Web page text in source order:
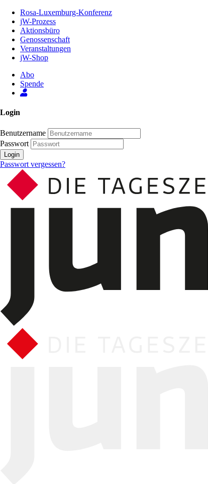
Inhalt
Seite
Rosa-Luxemburg-Konferenz
jW-Prozess
Aktionsbüro
Genossenschaft
Veranstaltungen
jW-Shop
Abo
Spende
Login
Benutzername
Passwort
Login
Passwort vergessen?